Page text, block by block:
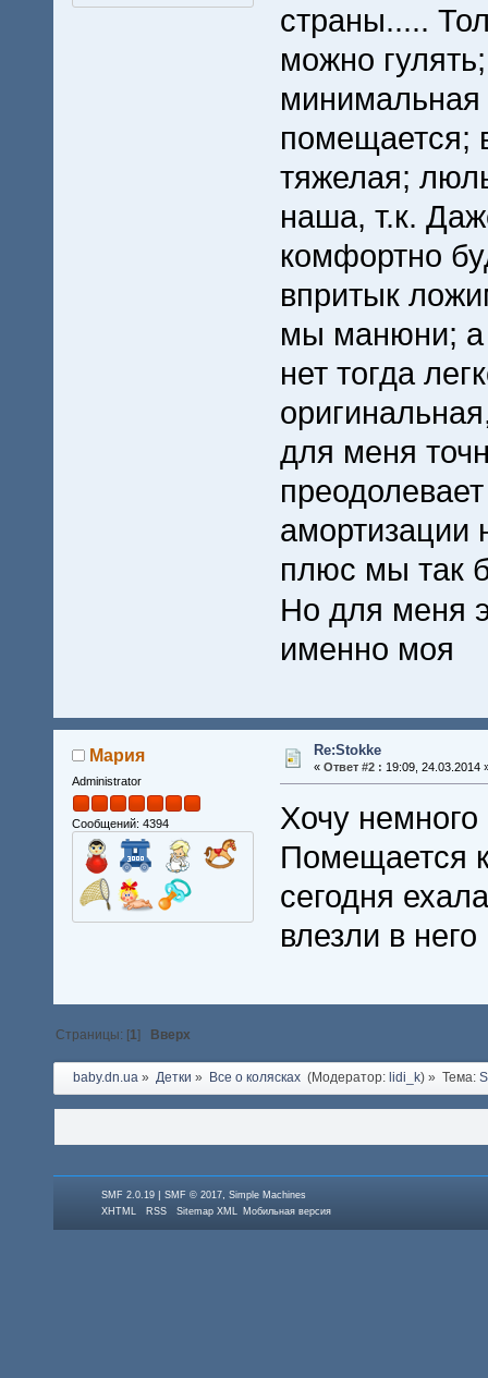
страны.....
можно
помещается;
тяжелая;
наша, т.к.
комфортно
впритык
мы манюни; а
нет тогда
для меня
амортизации
плюс мы так
Но для меня
именно моя
Мария
Administrator
Сообщений: 4394
Re:Stokke
« Ответ #2 : 19:09, 24.03.2014
Хочу немного
Помещается
сегодня
влезли в него
Страницы: [1] Вверх
baby.dn.ua» Детки » Все о колясках (Модератор: lidi_k) » Тема:
SMF 2.0.19 |SMF © 2017 ,Simple Machines
XHTML
RSS Sitemap XML Мобильная версия